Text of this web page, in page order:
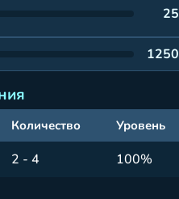
25
1250
Количество Уровень
2 - 4 100%